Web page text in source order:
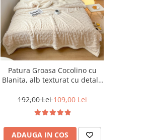
Patura Groasa Cocolino cu
Blanita, alb texturat cu detalii
192,00 Lei109,00 Lei
ADAUGA IN COS